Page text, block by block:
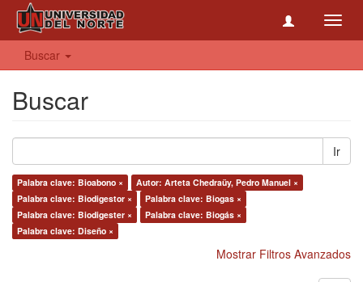
Buscar
Buscar
Ir
Palabra clave: Bioabono ×
Autor: Arteta Chedraüy, Pedro Manuel ×
Palabra clave: Biodigestor ×
Palabra clave: Biogas ×
Palabra clave: Biodigester ×
Palabra clave: Biogás ×
Palabra clave: Diseño ×
Mostrar Filtros Avanzados